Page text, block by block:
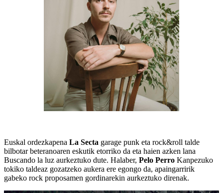
Euskal ordezkapena La Secta garage punk eta rock&roll talde
bilbotar beteranoaren eskutik etorriko da eta haien azken lana
Buscando la luz aurkeztuko dute. Halaber, Pelo Perro Kanpezuko
tokiko taldeaz gozatzeko aukera ere egongo da, apaingarririk
gabeko rock proposamen gordinarekin aurkeztuko direnak.